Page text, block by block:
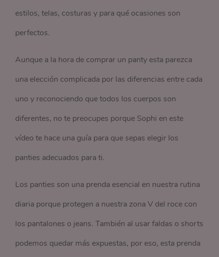
estilos, telas, costuras y para qué ocasiones son
perfectos.
Aunque a la hora de comprar un panty esta parezca
una elección complicada por las diferencias entre cada
uno y reconociendo que todos los cuerpos son
diferentes, no te preocupes porque Sophi en este
vídeo te hace una guía para que sepas elegir los
panties adecuados para ti.
Los panties son una prenda esencial en nuestra rutina
diaria porque protegen a nuestra zona V del roce con
los pantalones o jeans. También al usar faldas o shorts
podemos quedar más expuestas, por eso, esta prenda